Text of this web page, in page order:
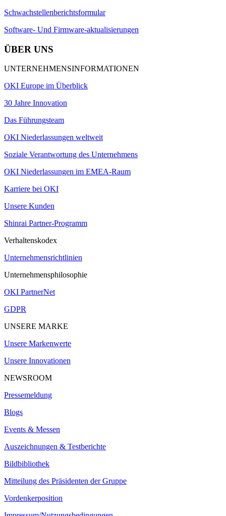
Schwachstellenberichtsformular
Software- Und Firmware-aktualisierungen
ÜBER UNS
UNTERNEHMENSINFORMATIONEN
OKI Europe im Überblick
30 Jahre Innovation
Das Führungsteam
OKI Niederlassungen weltweit
Soziale Verantwortung des Unternehmens
OKI Niederlassungen im EMEA-Raum
Karriere bei OKI
Unsere Kunden
Shinrai Partner-Programm
Verhaltenskodex
Unternehmensrichtlinien
Unternehmensphilosophie
OKI PartnerNet
GDPR
UNSERE MARKE
Unsere Markenwerte
Unsere Innovationen
NEWSROOM
Pressemeldung
Blogs
Events & Messen
Auszeichnungen & Testberichte
Bildbibliothek
Mitteilung des Präsidenten der Gruppe
Vordenkerposition